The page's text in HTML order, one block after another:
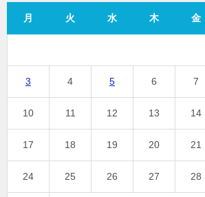
月 火 水 木 金
3 4 5 6 7
10 11 12 13 14
17 18 19 20 21
24 25 26 27 28